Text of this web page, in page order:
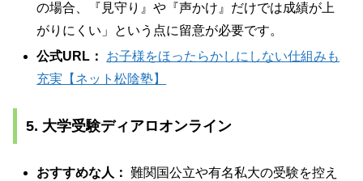
の場合、『見守り』や『声かけ』だけでは成績が上
がりにくい」という点に留意が必要です。
公式URL：
お子様をほったらかしにしない仕組みも
充実【ネット松陰塾】
5. 大学受験ディアロオンライン
おすすめな人： 難関国公立や有名私大の受験を控え